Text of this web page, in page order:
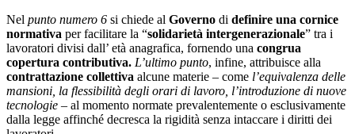
Nel punto numero 6 si chiede al Governo di definire una cornice
normativa per facilitare la “solidarietà intergenerazionale” tra i
lavoratori divisi dall’ età anagrafica, fornendo una congrua
copertura contributiva. L’ultimo punto, infine, attribuisce alla
contrattazione collettiva alcune materie – come l’equivalenza delle
mansioni, la flessibilità degli orari di lavoro, l’introduzione di nuove
tecnologie – al momento normate prevalentemente o esclusivamente
dalla legge affinché decresca la rigidità senza intaccare i diritti dei